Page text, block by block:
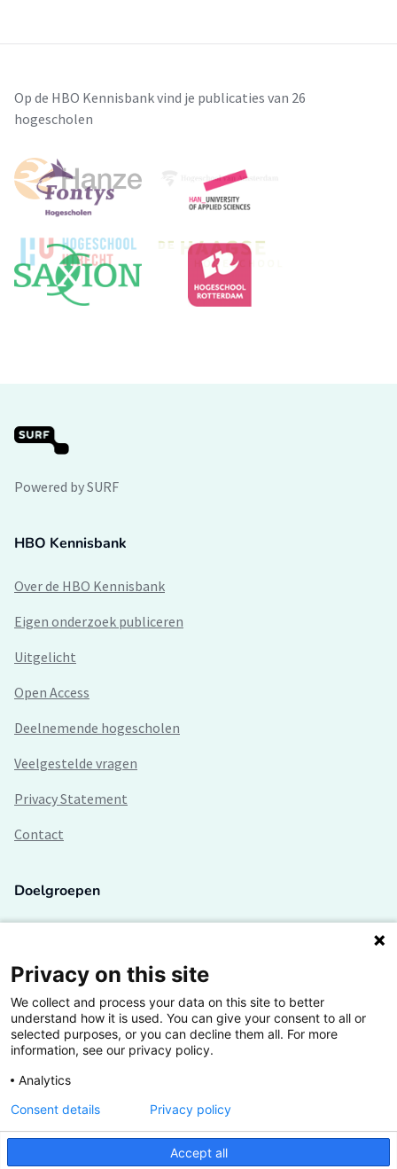
Op de HBO Kennisbank vind je publicaties van 26
hogescholen
Powered by SURF
HBO Kennisbank
Over de HBO Kennisbank
Eigen onderzoek publiceren
Uitgelicht
Open Access
Deelnemende hogescholen
Veelgestelde vragen
Privacy Statement
Contact
Doelgroepen
Lectoren en onderzoekers
Bedrijven
Hogescholen
De grootste kennisbank van het HBO
Privacy on this site
We collect and process your data on this site to better
understand how it is used. You can give your consent to all or
selected purposes, or you can decline them all. For more
information, see our privacy policy.
Analytics
Accept all
Consent details Privacy policy